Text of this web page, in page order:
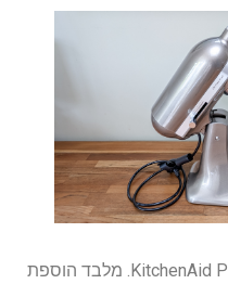
אין שום דבר מסובך בשימוש ב-KitchenAid Plus. מלבד הוספת